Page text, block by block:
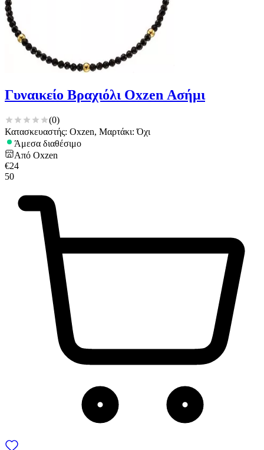
Γυναικείο Βραχιόλι Oxzen Ασήμι
(0)
Κατασκευαστής: Oxzen, Μαρτάκι: Όχι
Άμεσα διαθέσιμο
Από Oxzen
€24
50